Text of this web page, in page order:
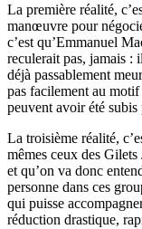
La première réalité,
manœuvre pour
c’est qu’Emmanuel
reculerait pas, jamais :
déjà passablement
pas facilement au
peuvent avoir été
La troisième réalité,
mêmes ceux des
et qu’on va donc
personne dans ces
qui puisse
réduction drastique,